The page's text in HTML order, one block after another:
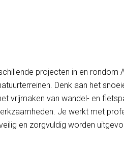
projecten in en rondom
Denk aan het
vrijmaken van wandel- en
Je werkt met
en zorgvuldig worden